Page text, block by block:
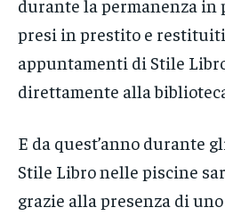
durante la permanenza in
presi in prestito e
appuntamenti di Stile
direttamente alla
E da quest’anno durante
Stile Libro nelle piscine
grazie alla presenza di